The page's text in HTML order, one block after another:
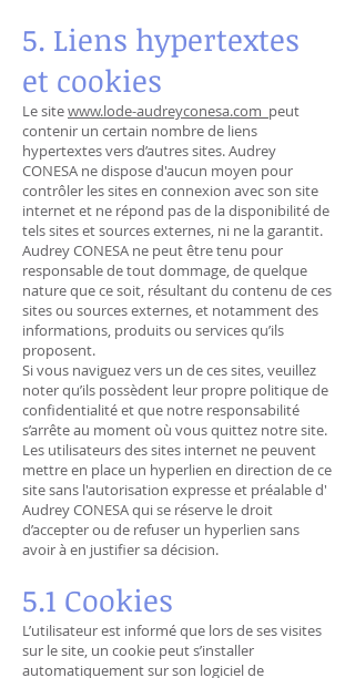
5. Liens hypertextes
et cookies
Le sitewww.lode-audreyconesa.com peut
contenir un certain nombre de liens
hypertextes vers d’autres sites. Audrey
CONESA ne dispose d'aucun moyen pour
contrôler les sites en connexion avec son site
internet et ne répond pas de la disponibilité de
tels sites et sources externes, ni ne la garantit.
Audrey CONESA ne peut être tenu pour
responsable de tout dommage, de quelque
nature que ce soit, résultant du contenu de ces
sites ou sources externes, et notamment des
informations, produits ou services qu’ils
proposent.
Si vous naviguez vers un de ces sites, veuillez
noter qu’ils possèdent leur propre politique de
confidentialité et que notre responsabilité
s’arrête au moment où vous quittez notre site.
Les utilisateurs des sites internet ne peuvent
mettre en place un hyperlien en direction de ce
site sans l'autorisation expresse et préalable d'
Audrey CONESA qui se réserve le droit
d’accepter ou de refuser un hyperlien sans
avoir à en justifier sa décision.
5.1 Cookies
L’utilisateur est informé que lors de ses visites
sur le site, un cookie peut s’installer
automatiquement sur son logiciel de